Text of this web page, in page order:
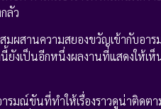
ลัว
มผสานความสยองขวัญเข้ากับอา
ยังเป็นอีกหนึ่งผลงานที่แสดงให้
รมณ์ขันที่ทำให้เรื่องราวดูน่าติดตา